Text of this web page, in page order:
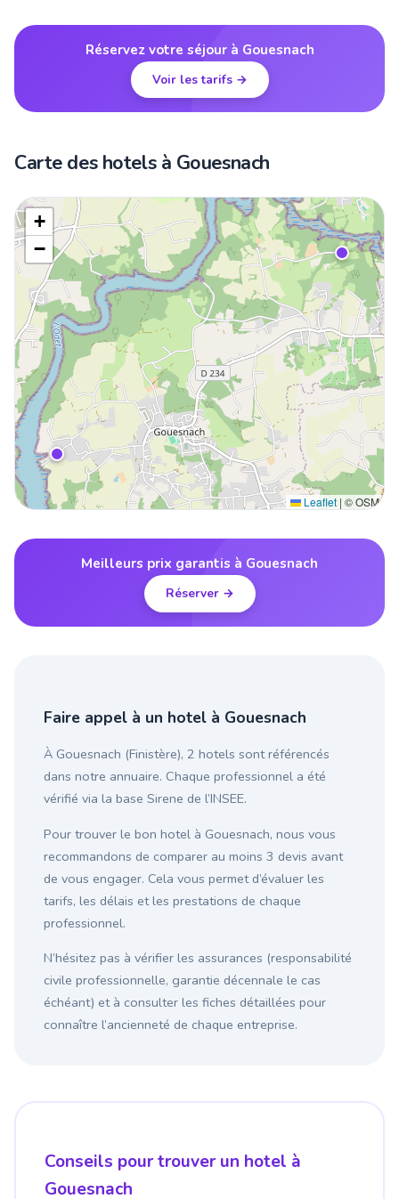
Réservez votre séjour à Gouesnach
Voir les tarifs →
Carte des hotels à Gouesnach
+
−
Leaflet | © OSM
Meilleurs prix garantis à Gouesnach
Réserver →
Faire appel à un hotel à Gouesnach
À Gouesnach (Finistère), 2 hotels sont référencés
dans notre annuaire. Chaque professionnel a été
vérifié via la base Sirene de l’INSEE.
Pour trouver le bon hotel à Gouesnach, nous vous
recommandons de comparer au moins 3 devis avant
de vous engager. Cela vous permet d’évaluer les
tarifs, les délais et les prestations de chaque
professionnel.
N’hésitez pas à vérifier les assurances (responsabilité
civile professionnelle, garantie décennale le cas
échéant) et à consulter les fiches détaillées pour
connaître l’ancienneté de chaque entreprise.
Conseils pour trouver un hotel à
Gouesnach